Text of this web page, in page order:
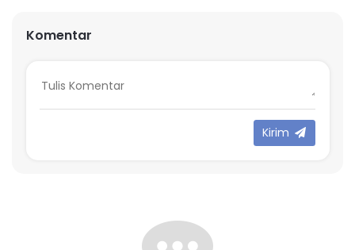
Komentar
Kirim